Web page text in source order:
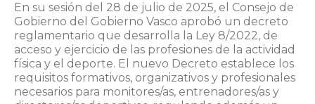
En su sesión del 28 de julio de 2025, el Consejo de
Gobierno del Gobierno Vasco aprobó un decreto
reglamentario que desarrolla la Ley 8/2022, de
acceso y ejercicio de las profesiones de la actividad
física y el deporte. El nuevo Decreto establece los
requisitos formativos, organizativos y profesionales
necesarios para monitores/as, entrenadores/as y